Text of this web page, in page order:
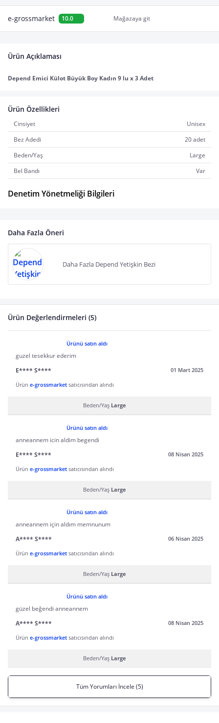
e-grossmarket 10.0 Mağazaya git
Ürün Açıklaması
Depend Emici Külot Büyük Boy Kadın 9 lu x 3 Adet
Ürün Özellikleri
Cinsiyet
Unisex
Bez Adedi
20 adet
Beden/Yaş
Large
Bel Bandı
Var
Denetim Yönetmeliği Bilgileri
Daha Fazla Öneri
Daha Fazla Depend Yetişkin Bezi
Ürün Değerlendirmeleri (5)
Ürünü satın aldı
guzel tesekkur ederim
E**** S****
01 Mart 2025
Ürün e-grossmarket satıcısından alındı
Beden/Yaş Large
Ürünü satın aldı
anneannem icin aldim begendi
E**** S****
08 Nisan 2025
Ürün e-grossmarket satıcısından alındı
Beden/Yaş Large
Ürünü satın aldı
anneannem için aldım memnunum
A**** S****
06 Nisan 2025
Ürün e-grossmarket satıcısından alındı
Beden/Yaş Large
Ürünü satın aldı
güzel beğendi anneannem
A**** S****
08 Nisan 2025
Ürün e-grossmarket satıcısından alındı
Beden/Yaş Large
Tüm Yorumları İncele (5)